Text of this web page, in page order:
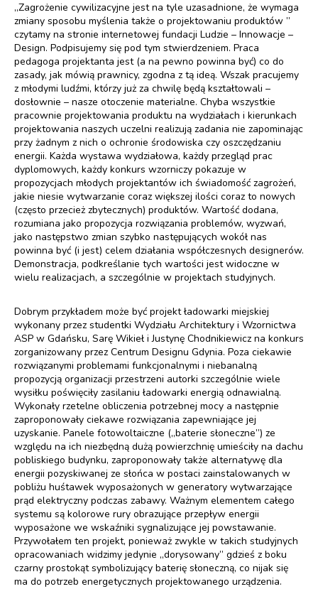
„Zagrożenie cywilizacyjne jest na tyle uzasadnione, że wymaga
zmiany sposobu myślenia także o projektowaniu produktów ”
czytamy na stronie internetowej fundacji Ludzie – Innowacje –
Design. Podpisujemy się pod tym stwierdzeniem. Praca
pedagoga projektanta jest (a na pewno powinna być) co do
zasady, jak mówią prawnicy, zgodna z tą ideą. Wszak pracujemy
z młodymi ludźmi, którzy już za chwilę będą kształtowali –
dosłownie – nasze otoczenie materialne. Chyba wszystkie
pracownie projektowania produktu na wydziałach i kierunkach
projektowania naszych uczelni realizują zadania nie zapominając
przy żadnym z nich o ochronie środowiska czy oszczędzaniu
energii. Każda wystawa wydziałowa, każdy przegląd prac
dyplomowych, każdy konkurs wzorniczy pokazuje w
propozycjach młodych projektantów ich świadomość zagrożeń,
jakie niesie wytwarzanie coraz większej ilości coraz to nowych
(często przecież zbytecznych) produktów. Wartość dodana,
rozumiana jako propozycja rozwiązania problemów, wyzwań,
jako następstwo zmian szybko następujących wokół nas
powinna być (i jest) celem działania współczesnych designerów.
Demonstracja, podkreślanie tych wartości jest widoczne w
wielu realizacjach, a szczególnie w projektach studyjnych.
Dobrym przykładem może być projekt ładowarki miejskiej
wykonany przez studentki Wydziału Architektury i Wzornictwa
ASP w Gdańsku, Sarę Wikieł i Justynę Chodnikiewicz na konkurs
zorganizowany przez Centrum Designu Gdynia. Poza ciekawie
rozwiązanymi problemami funkcjonalnymi i niebanalną
propozycją organizacji przestrzeni autorki szczególnie wiele
wysiłku poświęciły zasilaniu ładowarki energią odnawialną.
Wykonały rzetelne obliczenia potrzebnej mocy a następnie
zaproponowały ciekawe rozwiązania zapewniające jej
uzyskanie. Panele fotowoltaiczne („baterie słoneczne”) ze
względu na ich niezbędną dużą powierzchnię umieściły na dachu
pobliskiego budynku, zaproponowały także alternatywę dla
energii pozyskiwanej ze słońca w postaci zainstalowanych w
pobliżu huśtawek wyposażonych w generatory wytwarzające
prąd elektryczny podczas zabawy. Ważnym elementem całego
systemu są kolorowe rury obrazujące przepływ energii
wyposażone we wskaźniki sygnalizujące jej powstawanie.
Przywołałem ten projekt, ponieważ zwykle w takich studyjnych
opracowaniach widzimy jedynie „dorysowany” gdzieś z boku
czarny prostokąt symbolizujący baterię słoneczną, co nijak się
ma do potrzeb energetycznych projektowanego urządzenia.